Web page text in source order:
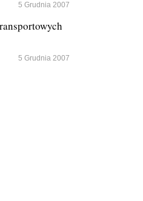
5 Grudnia 2007
5 Grudnia 2007